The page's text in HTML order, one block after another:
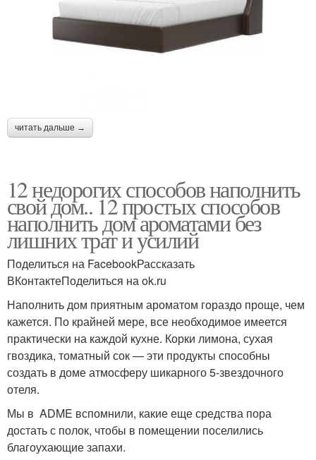
читать дальше →
12 недорогих способов наполнить
свой дом.. 12 простых способов
наполнить дом ароматами без
лишних трат и усилий
Поделиться на FacebookРассказать
ВКонтактеПоделиться на ok.ru
Наполнить дом приятным ароматом гораздо проще, чем
кажется. По крайней мере, все необходимое имеется
практически на каждой кухне. Корки лимона, сухая
гвоздика, томатный сок — эти продукты способны
создать в доме атмосферу шикарного 5-звездочного
отеля.
Мы в ADME вспомнили, какие еще средства пора
достать с полок, чтобы в помещении поселились
благоухающие запахи.